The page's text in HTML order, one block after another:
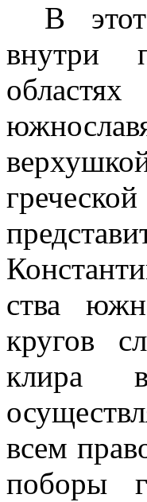
В
внутри
ства
кругов
клира в
всем
поборы